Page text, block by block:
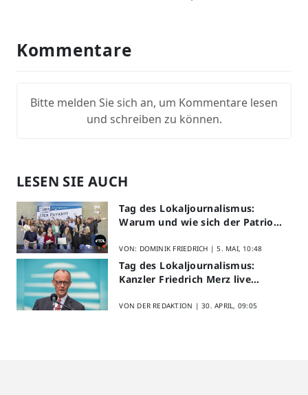
Kommentare
Bitte melden Sie sich an, um Kommentare lesen
und schreiben zu können.
LESEN SIE AUCH
Tag des Lokaljournalismus:
Warum und wie sich der Patriot
VON: DOMINIK FRIEDRICH |5. MAI, 10:48
Tag des Lokaljournalismus:
Kanzler Friedrich Merz live
VON DER REDAKTION |30. APRIL, 09:05